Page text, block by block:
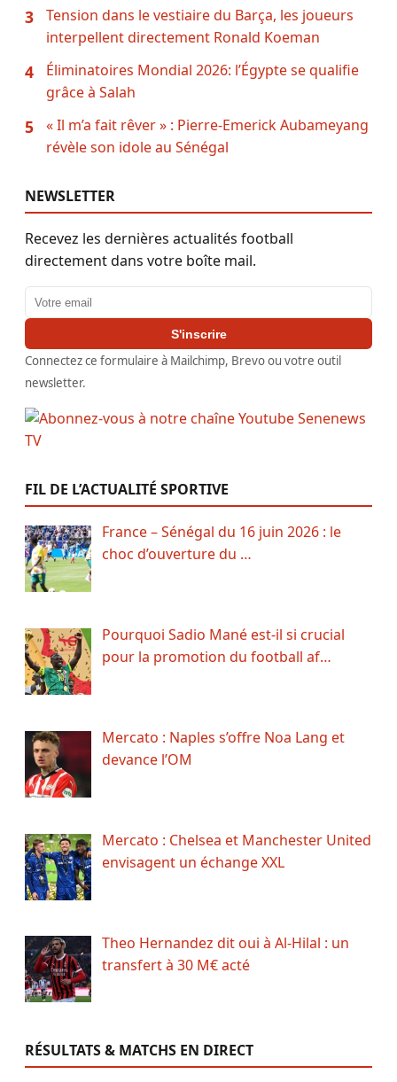
3
Tension dans le vestiaire du Barça, les joueurs
interpellent directement Ronald Koeman
4
Éliminatoires Mondial 2026: l’Égypte se qualifie
grâce à Salah
5
« Il m’a fait rêver » : Pierre-Emerick Aubameyang
révèle son idole au Sénégal
NEWSLETTER
Recevez les dernières actualités football
directement dans votre boîte mail.
Adresse email
S'inscrire
Connectez ce formulaire à Mailchimp, Brevo ou votre outil
newsletter.
FIL DE L’ACTUALITÉ SPORTIVE
France – Sénégal du 16 juin 2026 : le
choc d’ouverture du …
Pourquoi Sadio Mané est-il si crucial
pour la promotion du football af…
Mercato : Naples s’offre Noa Lang et
devance l’OM
Mercato : Chelsea et Manchester United
envisagent un échange XXL
Theo Hernandez dit oui à Al-Hilal : un
transfert à 30 M€ acté
RÉSULTATS & MATCHS EN DIRECT